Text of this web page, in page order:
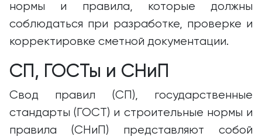
нормы и правила, которые должны
соблюдаться при разработке, проверке и
корректировке сметной документации.
СП, ГОСТы и СНиП
Свод правил (СП), государственные
стандарты (ГОСТ) и строительные нормы и
правила (СНиП) представляют собой